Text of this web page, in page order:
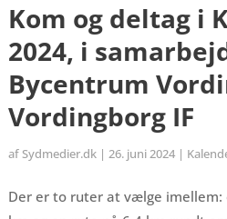
Kom og deltag i
2024, i
Bycentrum
Vordingborg IF
af Sydmedier.dk| 26. juni 2024|
Der er to ruter at vælge imellem: